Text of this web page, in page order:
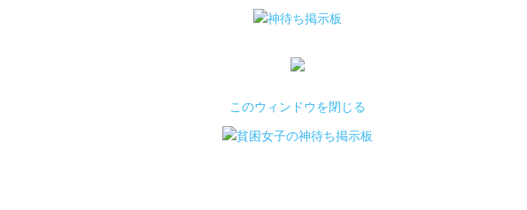
このウィンドウを閉じる